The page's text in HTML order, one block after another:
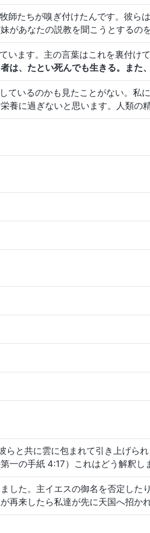
です。つまり、牧師や長老の言う
聖書に従うことをすれば、それを
師たちが嗅ぎ付けたんです。彼ら
があなたの説教を聞こうとするの
とみなしているんです。全能神を
まいました。ある兄弟姉妹たちは
、東方閃電を拒み、非難していて
まったんでしょう？
います。主の言葉はこれを裏付け
は、たとい死んでも生きる。また
）。「わたしが与える水を飲む者は
永遠の命に至る水が、わきあがる
遠の命を与えてくださり、主イエ
従わない者は、命にあずかること
エスは人の子ではないのですか
な主イエス・キリストの信者です
の御言葉や御働きを受け入れなけ
ているのかも見たことがない。私
養に過ぎないと思います。人類の
うちだれが天国に行って誰が地獄
学が発達し人類が進歩するにつれ
もしていません。もし科学が神の
々共産主義者は科学を信じるので
と共に雲に包まれて引き上げら
一の手紙 4:17）これはどう解釈し
した。主イエスの御名を否定した
再来したら私達が先に天国へ招か
働きを受け入れないと、本当に天